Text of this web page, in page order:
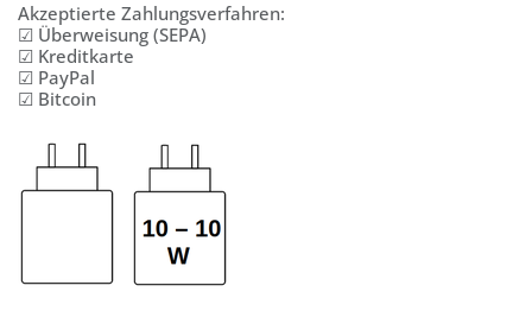
Akzeptierte Zahlungsverfahren:
☑ Überweisung (SEPA)
☑ Kreditkarte
☑ PayPal
☑ Bitcoin